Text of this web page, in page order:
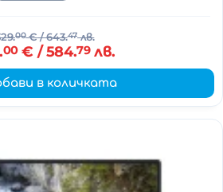
00€/ 643.47лв.
00€ / 584.79лв.
в количката